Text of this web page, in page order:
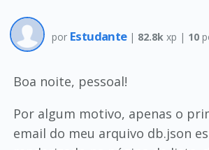
por Estudante | 82.8k xp | 10
Boa noite, pessoal!
Por algum motivo, apenas o
email do meu arquivo db.json